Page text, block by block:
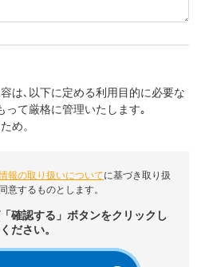
は､以下に定める利用目的に必要な
って厳格に管理いたします｡
め。
報の取り扱いについてに基づき取り扱
意するものとします。
確認する」ボタンをクリックし
ださい。